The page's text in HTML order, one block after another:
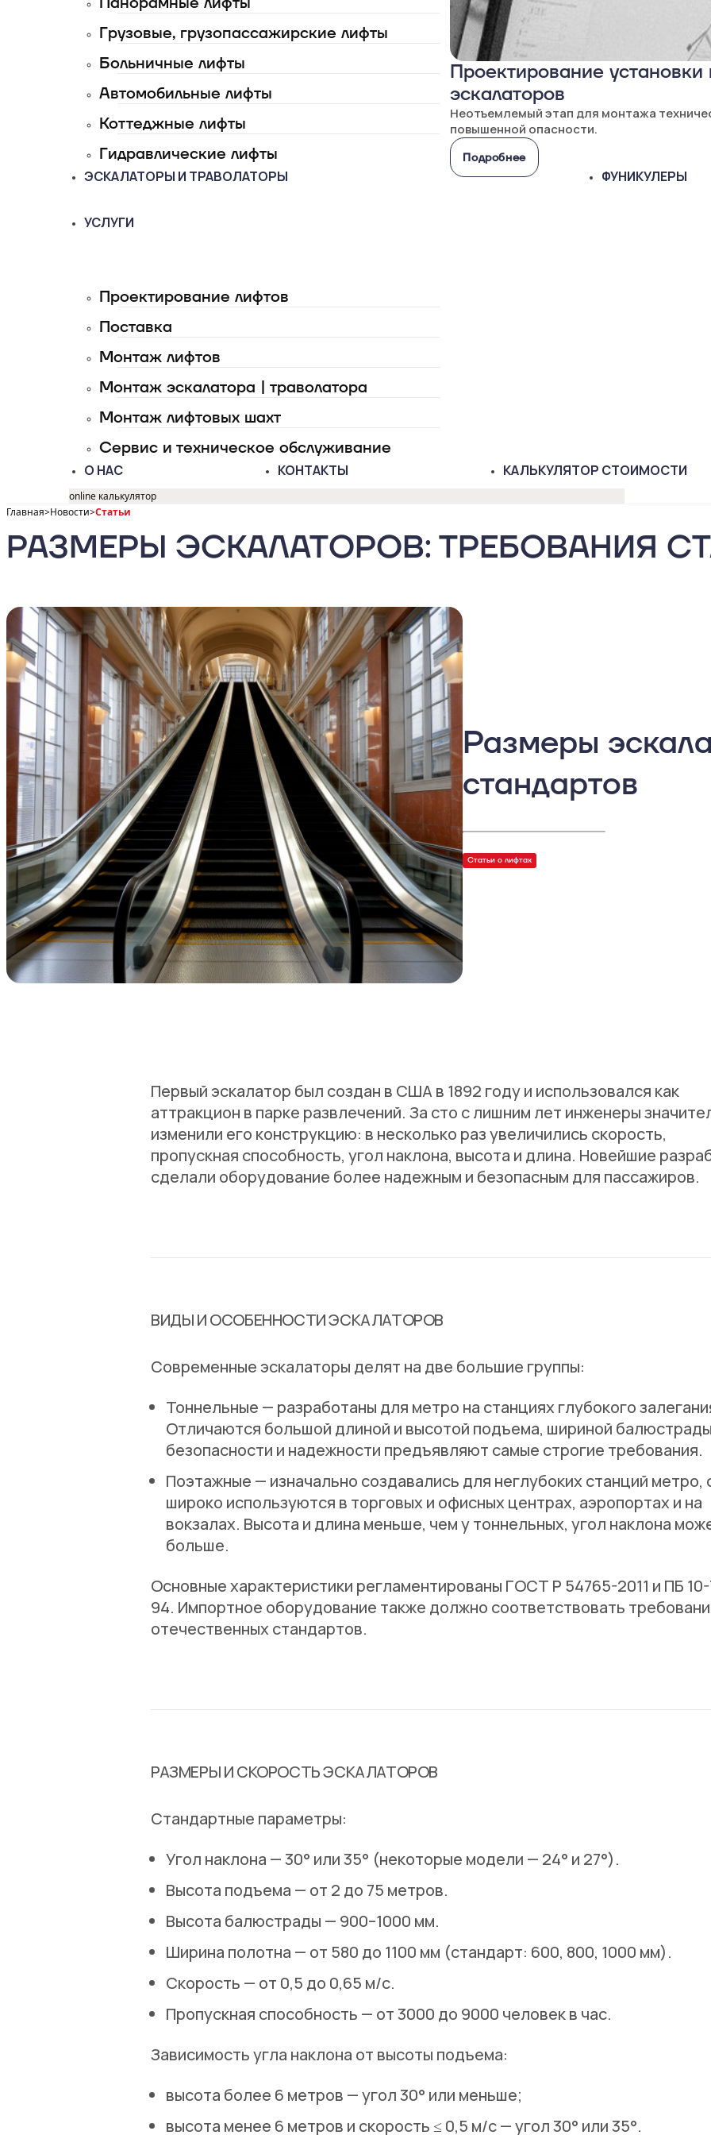
Проектирование
эскалаторов
Неотъемлемый этап для монтажа
повышенной опасности.
Подробнее
Грузовые, грузопассажирские лифты
Больничные лифты
Автомобильные лифты
Коттеджные лифты
Гидравлические лифты
ЭСКАЛАТОРЫ И ТРАВОЛАТОРЫ ФУНИКУЛЕРЫ
УСЛУГИ
Проектирование лифтов
Поставка
Монтаж лифтов
Монтаж эскалатора | траволатора
Монтаж лифтовых шахт
Сервис и техническое обслуживание
О НАС КОНТАКТЫ КАЛЬКУЛЯТОР СТОИМОСТИ
online калькулятор
Главная>Новости>Статьи
РАЗМЕРЫ ЭСКАЛАТОРОВ: ТРЕБОВАНИЯ
Размеры
стандартов
Статьи о лифтах
Первый эскалатор был создан в США в 1892 году и использовался как
аттракцион в парке развлечений. За сто с лишним лет инженеры
изменили его конструкцию: в несколько раз увеличились скорость,
пропускная способность, угол наклона, высота и длина. Новейшие
сделали оборудование более надежным и безопасным для пассажиров.
ВИДЫ И ОСОБЕННОСТИ ЭСКАЛАТОРОВ
Современные эскалаторы делят на две большие группы:
Тоннельные — разработаны для метро на станциях глубокого
Отличаются большой длиной и высотой подъема, шириной
безопасности и надежности предъявляют самые строгие требования.
Поэтажные — изначально создавались для неглубоких станций метро,
широко используются в торговых и офисных центрах, аэропортах и на
вокзалах. Высота и длина меньше, чем у тоннельных, угол наклона
больше.
Основные характеристики регламентированы ГОСТ Р 54765-2011 и ПБ
94. Импортное оборудование также должно соответствовать
отечественных стандартов.
РАЗМЕРЫ И СКОРОСТЬ ЭСКАЛАТОРОВ
Стандартные параметры:
Угол наклона — 30° или 35° (некоторые модели — 24° и 27°).
Высота подъема — от 2 до 75 метров.
Высота балюстрады — 900–1000 мм.
Ширина полотна — от 580 до 1100 мм (стандарт: 600, 800, 1000 мм).
Скорость — от 0,5 до 0,65 м/с.
Пропускная способность — от 3000 до 9000 человек в час.
Зависимость угла наклона от высоты подъема:
высота более 6 метров — угол 30° или меньше;
высота менее 6 метров и скорость ≤ 0,5 м/с — угол 30° или 35°.